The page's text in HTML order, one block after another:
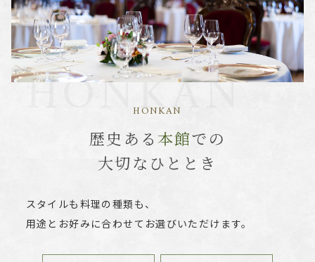
HONKAN
HONKAN
歴史ある 本館での
大切なひととき
スタイルも料理の種類も、
用途とお好みに合わせてお選びいただけます。